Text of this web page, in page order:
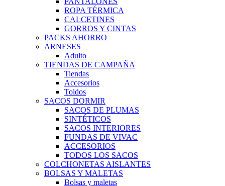
ROPA TÉRMICA
CALCETINES
GORROS Y CINTAS
PACKS AHORRO
ARNESES
Adulto
TIENDAS DE CAMPAÑA
Tiendas
Accesorios
Toldos
SACOS DORMIR
SACOS DE PLUMAS
SINTÉTICOS
SACOS INTERIORES
FUNDAS DE VIVAC
ACCESORIOS
TODOS LOS SACOS
COLCHONETAS AISLANTES
BOLSAS Y MALETAS
Bolsas y maletas